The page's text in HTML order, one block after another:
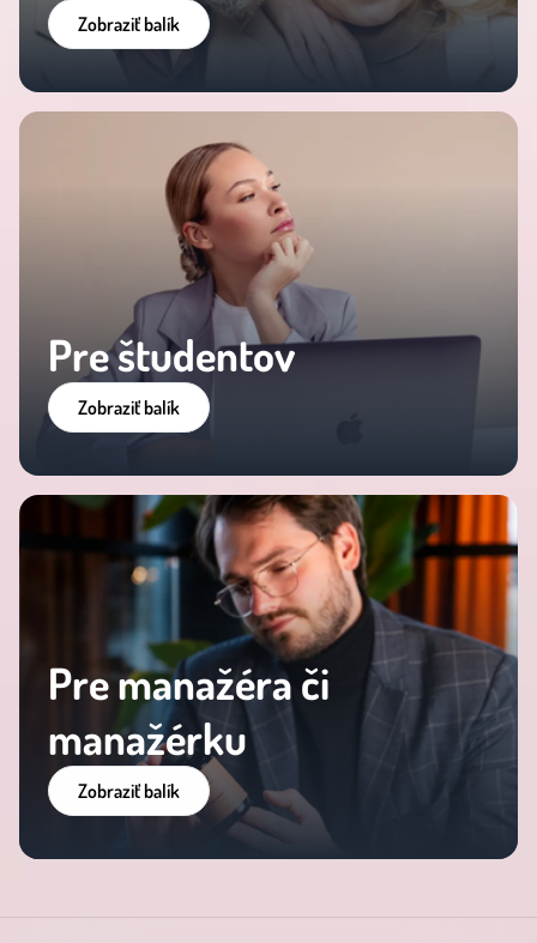
Zobraziť balík
Pre študentov
Zobraziť balík
Pre manažéra či
manažérku
Zobraziť balík